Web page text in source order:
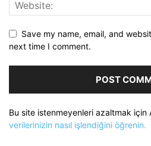
Save my name, email, and
next time I comment.
Bu site istenmeyenleri azaltmak için
verilerinizin nasıl işlendiğini öğrenin.